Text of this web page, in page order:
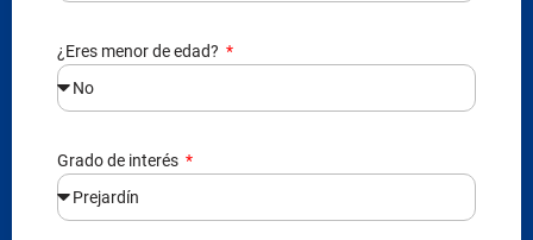
¿Eres menor de edad?
Grado de interés